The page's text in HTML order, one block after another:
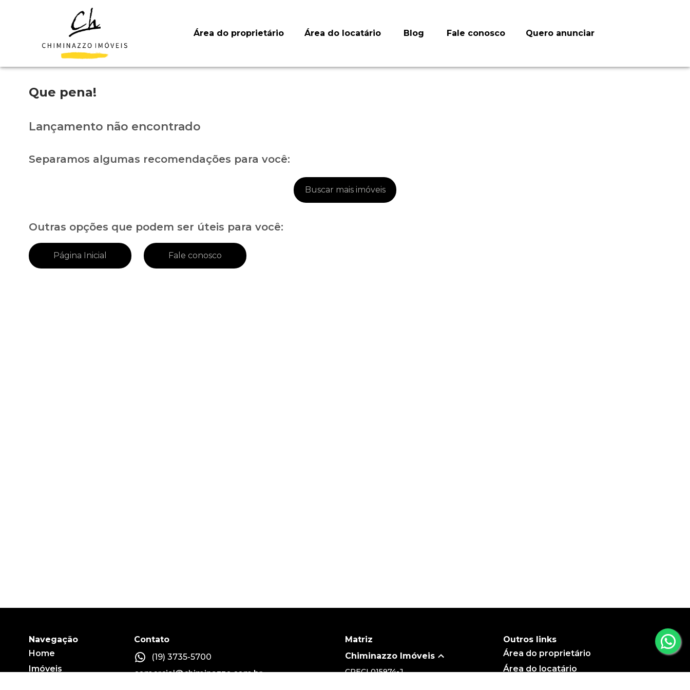
Área do proprietário Área do locatário Blog Fale conosco Quero anunciar
Que pena!
Lançamento não encontrado
Separamos algumas recomendações para você:
Buscar mais imóveis
Outras opções que podem ser úteis para você:
Página Inicial Fale conosco
Navegação
Home
Imóveis
Contato
(19) 3735-5700
comercial@chiminazzo.com.br
Matriz
Chiminazzo Imóveis
CRECI015974-J
Outros links
Área do proprietário
Área do locatário